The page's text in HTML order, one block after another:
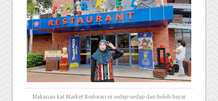
Makanan kat Market Restoran ni sedap-sedap dan boleh bayar